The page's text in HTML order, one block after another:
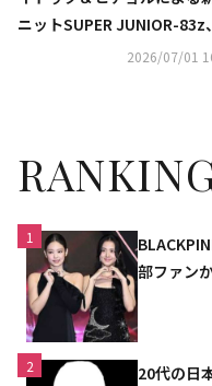
ニットSUPER JUNIOR-83z
月13日にデビュー決定！
2026/07/01
1
部ファン
2
20代の日